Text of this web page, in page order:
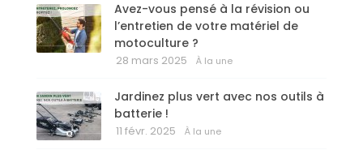
Avez-vous pensé à la révision ou
l’entretien de votre matériel de
motoculture ?
28 mars 2025 À la une
Jardinez plus vert avec nos outils à
batterie !
11 févr. 2025 À la une